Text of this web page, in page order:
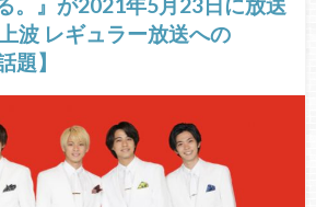
波 レギュラー放送への
題】